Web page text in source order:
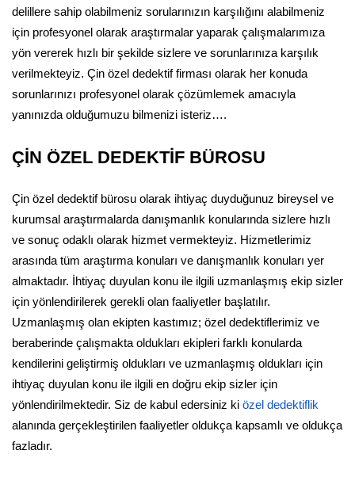
delillere sahip olabilmeniz sorularınızın karşılığını alabilmeniz
için profesyonel olarak araştırmalar yaparak çalışmalarımıza
yön vererek hızlı bir şekilde sizlere ve sorunlarınıza karşılık
verilmekteyiz. Çin özel dedektif firması olarak her konuda
sorunlarınızı profesyonel olarak çözümlemek amacıyla
yanınızda olduğumuzu bilmenizi isteriz….
ÇİN ÖZEL DEDEKTİF BÜROSU
Çin özel dedektif bürosu olarak ihtiyaç duyduğunuz bireysel ve
kurumsal araştırmalarda danışmanlık konularında sizlere hızlı
ve sonuç odaklı olarak hizmet vermekteyiz. Hizmetlerimiz
arasında tüm araştırma konuları ve danışmanlık konuları yer
almaktadır. İhtiyaç duyulan konu ile ilgili uzmanlaşmış ekip sizler
için yönlendirilerek gerekli olan faaliyetler başlatılır.
Uzmanlaşmış olan ekipten kastımız; özel dedektiflerimiz ve
beraberinde çalışmakta oldukları ekipleri farklı konularda
kendilerini geliştirmiş oldukları ve uzmanlaşmış oldukları için
ihtiyaç duyulan konu ile ilgili en doğru ekip sizler için
yönlendirilmektedir. Siz de kabul edersiniz ki özel dedektiflik
alanında gerçekleştirilen faaliyetler oldukça kapsamlı ve oldukça
fazladır.